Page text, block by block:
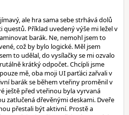
ale hra sama sebe strhává dolů
Příklad uvedený výše mi ležel v
barák. Ne, nemohl jsem to
což by bylo logické. Měl jsem
to udělal, do vysílačky se mi ozvalo
krátký odpočet. Chcípli jsme
mě, oba moji UI parťáci zařvali v
barák se během vteřiny proměnil v
ještě před vteřinou byla vyrvaná
zatlučená dřevěnými deskami. Dveře
přestali být aktivní. Prostě a